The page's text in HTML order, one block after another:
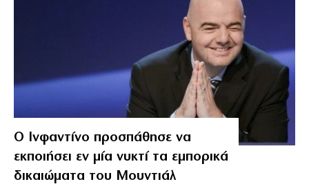
Ο Ινφαντίνο προσπάθησε να
εκποιήσει εν μία νυκτί τα εμπορικά
δικαιώματα του Μουντιάλ